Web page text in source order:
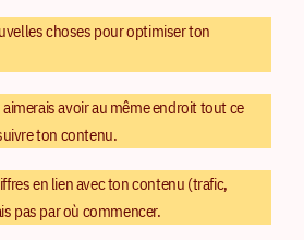
choses pour optimiser ton
avoir au même endroit tout ce
ton contenu.
en lien avec ton contenu (trafic,
pas par où commencer.